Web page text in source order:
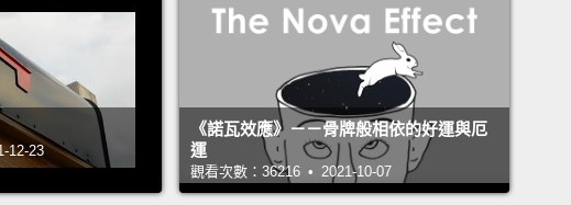
12-23
《諾瓦效應》－－骨牌般相依的好運與厄
運
觀看次數：36216 • 2021-10-07